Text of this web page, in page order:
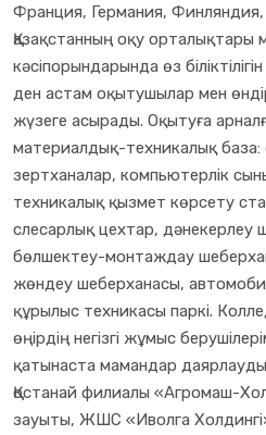
Франция, Германия,
Қазақстанның оқу орталықтары
кәсіпорындарында өз
ден астам оқытушылар мен
жүзеге асырады. Оқытуға
материалдық-техникалық база:
зертханалар, компьютерлік
техникалық қызмет көрсету
слесарлық цехтар, дәнекерлеу
бөлшектеу-монтаждау
жөндеу шеберханасы,
құрылыс техникасы паркі.
өңірдің негізгі жұмыс
қатынаста мамандар
Қостанай филиалы «Агромаш-
зауыты, ЖШС «Иволга